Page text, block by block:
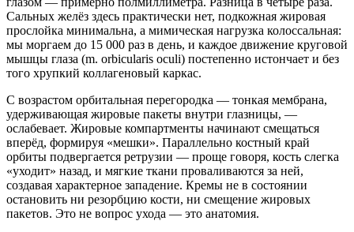
Сальных желёз здесь практически нет, подкожная жировая
прослойка минимальна, а мимическая нагрузка колоссальная:
мы моргаем до 15 000 раз в день, и каждое движение круговой
мышцы глаза (m. orbicularis oculi) постепенно истончает и без
того хрупкий коллагеновый каркас.
С возрастом орбитальная перегородка — тонкая мембрана,
удерживающая жировые пакеты внутри глазницы, —
ослабевает. Жировые компартменты начинают смещаться
вперёд, формируя «мешки». Параллельно костный край
орбиты подвергается ретрузии — проще говоря, кость слегка
«уходит» назад, и мягкие ткани проваливаются за ней,
создавая характерное западение. Кремы не в состоянии
остановить ни резорбцию кости, ни смещение жировых
пакетов. Это не вопрос ухода — это анатомия.